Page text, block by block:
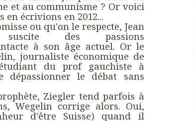
et au communisme ? Or voici
en écrivions en 2012...
ou qu'on le respecte, Jean
des passions
à son âge actuel. Or le
journaliste économique de
du prof gauchiste à
le débat sans
Ziegler tend parfois à
Wegelin corrige alors. Oui,
d'être Suisse) quand il